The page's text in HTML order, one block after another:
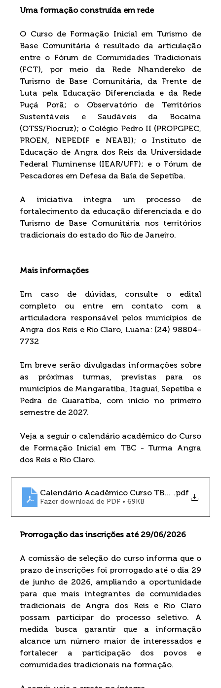
Uma formação construída em rede
O Curso de Formação Inicial em Turismo de
Base Comunitária é resultado da articulação
entre o Fórum de Comunidades Tradicionais
(FCT), por meio da Rede Nhandereko de
Turismo de Base Comunitária, da Frente de
Luta pela Educação Diferenciada e da Rede
Puçá Porã; o Observatório de Territórios
Sustentáveis e Saudáveis da Bocaina
(OTSS/Fiocruz); o Colégio Pedro II (PROPGPEC,
PROEN, NEPEDIF e NEABI); o Instituto de
Educação de Angra dos Reis da Universidade
Federal Fluminense (IEAR/UFF); e o Fórum de
Pescadores em Defesa da Baía de Sepetiba.
A iniciativa integra um processo de
fortalecimento da educação diferenciada e do
Turismo de Base Comunitária nos territórios
tradicionais do estado do Rio de Janeiro.
Mais informações
Em caso de dúvidas, consulte o
edital
completo ou entre em contato com a
articuladora responsável pelos municípios de
Angra dos Reis e Rio Claro, Luana: (24) 98804-
7732
Em breve serão divulgadas informações sobre
as próximas turmas, previstas para os
municípios de Mangaratiba, Itaguaí, Sepetiba e
Pedra de Guaratiba, com início no primeiro
semestre de 2027.
Veja a seguir o calendário acadêmico do Curso
de Formação Inicial em TBC - Turma Angra
dos Reis e Rio Claro.
Calendário Acadêmico Curso TBC - Angra e
.pdf
Fazer download de PDF • 69KB
Prorrogação das inscrições até 29/06/2026
A comissão de seleção do curso informa que o
prazo de inscrições foi prorrogado até o dia 29
de junho de 2026, ampliando a oportunidade
para que mais integrantes de comunidades
tradicionais de Angra dos Reis e Rio Claro
possam participar do processo seletivo. A
medida busca garantir que a informação
alcance um número maior de interessados e
fortalecer a participação dos povos e
comunidades tradicionais na formação.